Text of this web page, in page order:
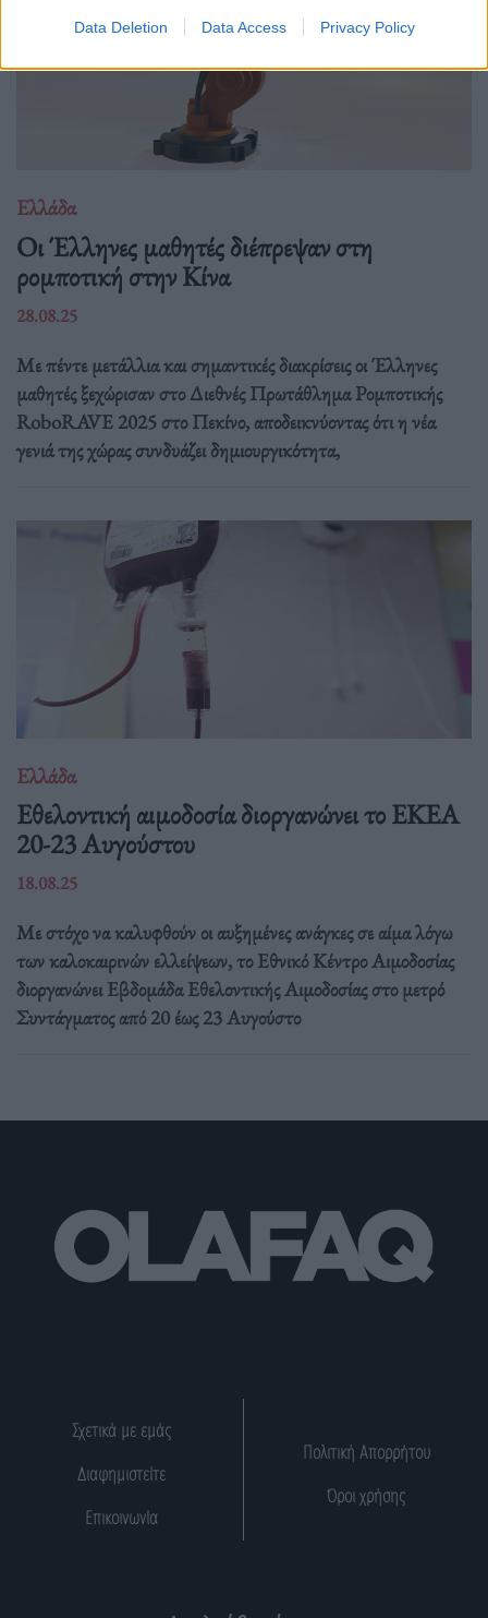
Data Deletion Data Access Privacy Policy
Ελλάδα
Οι Έλληνες μαθητές διέπρεψαν στη
ρομποτική στην Κίνα
28.08.25
Με πέντε μετάλλια και σημαντικές διακρίσεις οι Έλληνες
μαθητές ξεχώρισαν στο Διεθνές Πρωτάθλημα Ρομποτικής
RoboRAVE 2025 στο Πεκίνο, αποδεικνύοντας ότι η νέα
γενιά της χώρας συνδυάζει δημιουργικότητα,
Ελλάδα
Eθελοντική αιμοδοσία διοργανώνει το ΕΚΕΑ
20-23 Αυγούστου
18.08.25
Με στόχο να καλυφθούν οι αυξημένες ανάγκες σε αίμα λόγω
των καλοκαιρινών ελλείψεων, το Εθνικό Κέντρο Αιμοδοσίας
διοργανώνει Εβδομάδα Εθελοντικής Αιμοδοσίας στο μετρό
Συντάγματος από 20 έως 23 Αυγούστο
Σχετικά με εμάς
Διαφημιστείτε
Επικοινωνία
Πολιτική Απορρήτου
Όροι χρήσης